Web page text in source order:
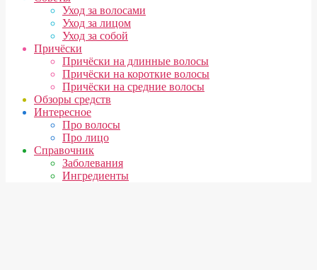
Уход за волосами
Уход за лицом
Уход за собой
Причёски
Причёски на длинные волосы
Причёски на короткие волосы
Причёски на средние волосы
Обзоры средств
Интересное
Про волосы
Про лицо
Справочник
Заболевания
Ингредиенты